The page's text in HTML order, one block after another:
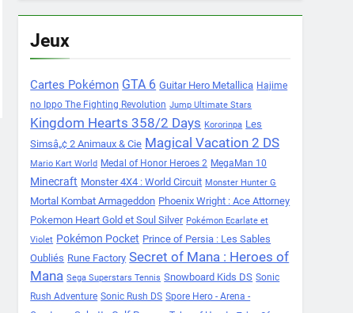
Jeux
Cartes Pokémon GTA 6 Guitar Hero Metallica Hajime
no Ippo The Fighting Revolution Jump Ultimate Stars
Kingdom Hearts 358/2 Days Kororinpa Les
Simsâ„¢ 2 Animaux & Cie Magical Vacation 2 DS
Mario Kart World Medal of Honor Heroes 2 MegaMan 10
Minecraft Monster 4X4 : World Circuit Monster Hunter G
Mortal Kombat Armageddon Phoenix Wright : Ace Attorney
Pokemon Heart Gold et Soul Silver Pokémon Ecarlate et
Violet Pokémon Pocket Prince of Persia : Les Sables
Oubliés Rune Factory Secret of Mana : Heroes of
Mana Sega Superstars Tennis Snowboard Kids DS Sonic
Rush Adventure Sonic Rush DS Spore Hero - Arena -